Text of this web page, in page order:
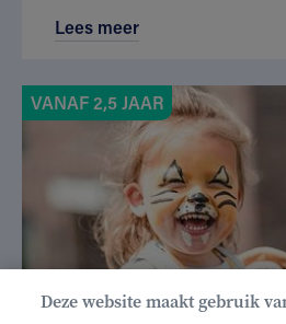
Lees meer
VANAF 2,5 JAAR
Deze website maakt gebruik